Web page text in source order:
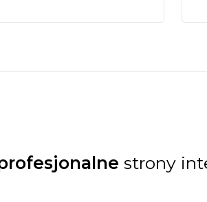
strony